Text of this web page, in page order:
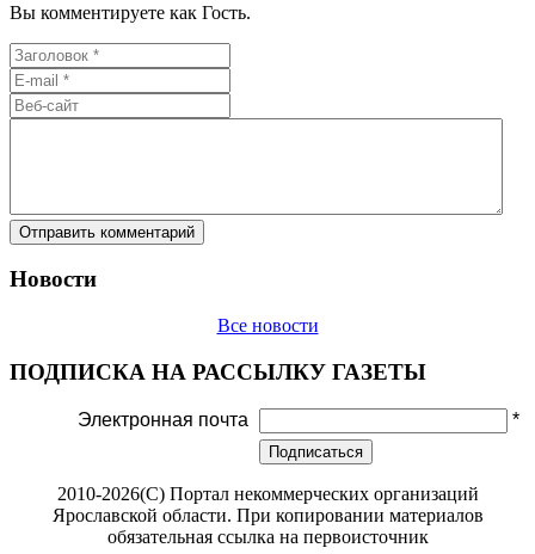
Вы комментируете как Гость.
Новости
Все новости
ПОДПИСКА НА РАССЫЛКУ ГАЗЕТЫ
Электронная почта *
Подписаться
2010-2026(С) Портал некоммерческих организаций
Ярославской области. При копировании материалов
обязательная ссылка на первоисточник